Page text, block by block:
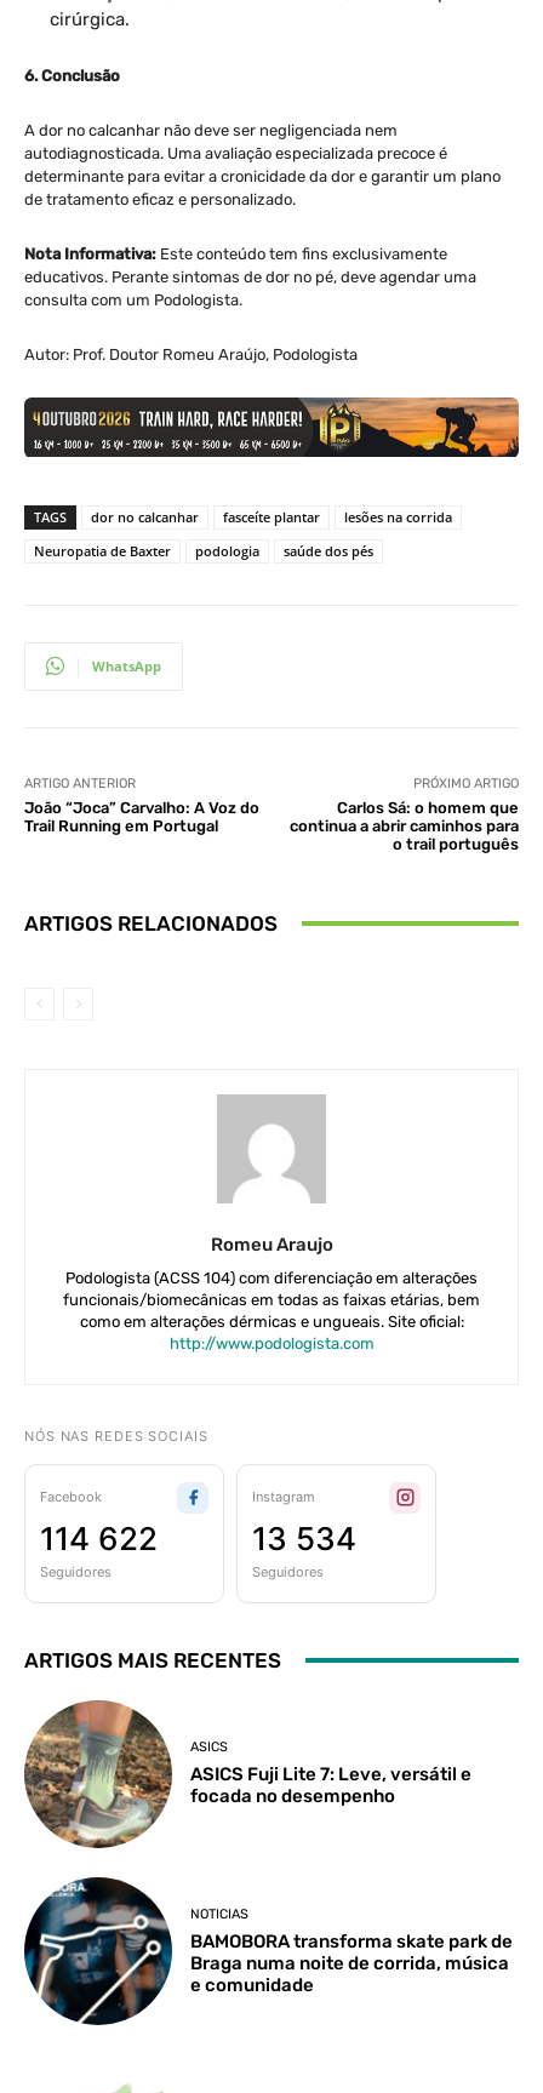
cirúrgica.
6. Conclusão
A dor no calcanhar não deve ser negligenciada nem
autodiagnosticada. Uma avaliação especializada precoce é
determinante para evitar a cronicidade da dor e garantir um plano
de tratamento eficaz e personalizado.
Nota Informativa: Este conteúdo tem fins exclusivamente
educativos. Perante sintomas de dor no pé, deve agendar uma
consulta com um Podologista.
Autor: Prof. Doutor Romeu Araújo, Podologista
TAGS dor no calcanhar fasceíte plantar
lesões na corrida
Neuropatia de Baxter
podologia saúde dos pés
WhatsApp
ARTIGO ANTERIOR
João “Joca” Carvalho: A Voz do
Trail Running em Portugal
PRÓXIMO ARTIGO
Carlos Sá: o homem que
continua a abrir caminhos para
o trail português
ARTIGOS RELACIONADOS
Romeu Araujo
Podologista (ACSS 104) com diferenciação em alterações
funcionais/biomecânicas em todas as faixas etárias, bem
como em alterações dérmicas e ungueais. Site oficial:
http://www.podologista.com
NÓS NAS REDES SOCIAIS
Facebook
114 622
Seguidores
Instagram
13 534
Seguidores
ARTIGOS MAIS RECENTES
ASICS
ASICS Fuji Lite 7: Leve, versátil e
focada no desempenho
NOTICIAS
BAMOBORA transforma skate park de
Braga numa noite de corrida, música
e comunidade